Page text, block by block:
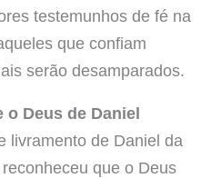
testemunhos de fé na
que confiam
serão desamparados.
o Deus de Daniel
livramento de Daniel da
que o Deus